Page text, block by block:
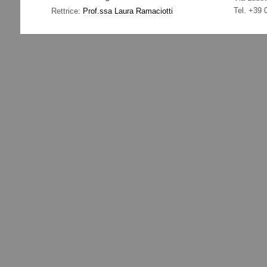
Rettrice: Prof.ssa Laura Ramaciotti
Tel. +39